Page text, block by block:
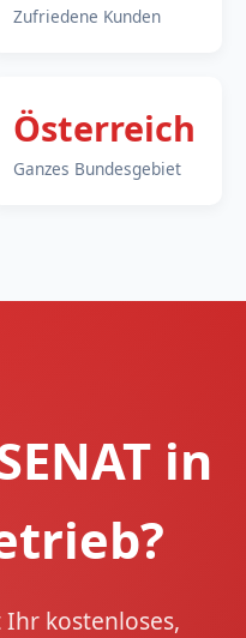
Zufriedene Kunden
Österreich
Ganzes Bundesgebiet
in
kostenloses,